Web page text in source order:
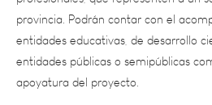
entidades públicas o semipúblicas
apoyatura del proyecto.